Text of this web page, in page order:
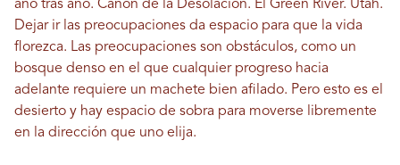
año tras año. Cañón de la Desolación. El Green River. Utah.
Dejar ir las preocupaciones da espacio para que la vida
florezca. Las preocupaciones son obstáculos, como un
bosque denso en el que cualquier progreso hacia
adelante requiere un machete bien afilado. Pero esto es el
desierto y hay espacio de sobra para moverse libremente
en la dirección que uno elija.